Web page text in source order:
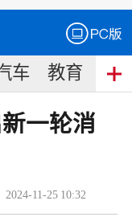
车 教育 食
一轮消
2024-11-25 10:32